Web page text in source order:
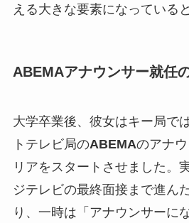
える大きな要素になっている
ABEMAアナウンサー就任
大学卒業後、彼女はキー局で
トテレビ局のABEMAのアナ
リアをスタートさせました。
ジテレビの最終面接まで進ん
り、一時は「アナウンサーに